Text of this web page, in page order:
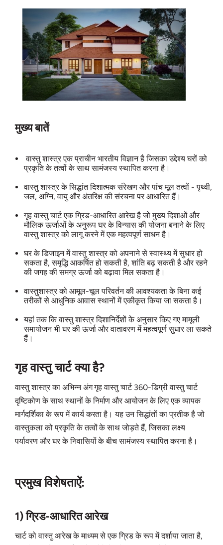
मुख्य बातें
वास्तु शास्त्र एक प्राचीन भारतीय विज्ञान है जिसका उद्देश्य घरों को
प्रकृति के तत्वों के साथ सामंजस्य स्थापित करना है।
वास्तु शास्त्र के सिद्धांत दिशात्मक संरेखण और पांच मूल तत्वों - पृथ्वी,
जल, अग्नि, वायु और अंतरिक्ष की संरचना पर आधारित हैं।
गृह वास्तु चार्ट एक ग्रिड-आधारित आरेख है जो मुख्य दिशाओं और
मौलिक ऊर्जाओं के अनुरूप घर के विन्‍यास की योजना बनाने के लिए
वास्तु शास्त्र को लागू करने में एक महत्वपूर्ण साधन है।
घर के डिजाइन में वास्तु शास्त्र को अपनाने से स्वास्थ्य में सुधार हो
सकता है, समृद्धि आकर्षित हो सकती है, शांति बढ़ सकती है और रहने
की जगह की समग्र ऊर्जा को बढ़ावा मिल सकता है।
वास्तुशास्त्र को आमूल-चूल परिवर्तन की आवश्यकता के बिना कई
तरीकों से आधुनिक आवास स्‍थानों में एकीकृत किया जा सकता है।
यहां तक ​​कि वास्तु शास्त्र दिशानिर्देशों के अनुसार किए गए मामूली
समायोजन भी घर की ऊर्जा और वातावरण में महत्वपूर्ण सुधार ला सकते
हैं।
गृह वास्तु चार्ट क्या है?
वास्तु शास्त्र का अभिन्न अंग गृह वास्तु चार्ट 360-डिग्री वास्तु चार्ट
दृष्टिकोण के साथ स्थानों के निर्माण और आयोजन के लिए एक व्यापक
मार्गदर्शिका के रूप में कार्य करता है। यह उन सिद्धांतों का प्रतीक है जो
वास्तुकला को प्रकृति के तत्वों के साथ जोड़ते हैं, जिसका लक्ष्य
पर्यावरण और घर के निवासियों के बीच सामंजस्य स्थापित करना है।
प्रमुख विशेषताऐं:
1) ग्रिड-आधारित आरेख
चार्ट को वास्तु आरेख के माध्यम से एक ग्रिड के रूप में दर्शाया जाता है,